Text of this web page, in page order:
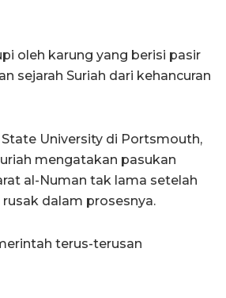
oleh karung yang berisi pasir
sejarah Suriah dari kehancuran
University di Portsmouth,
mengatakan pasukan
al-Numan tak lama setelah
dalam prosesnya.
terus-terusan